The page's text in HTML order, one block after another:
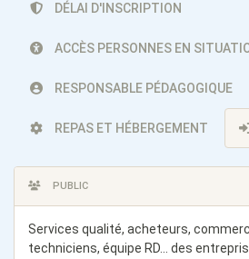
DÉLAI D'INSCRIPTION
ACCÈS PERSONNES EN
RESPONSABLE PÉDAGOGIQUE
REPAS ET HÉBERGEMENT
PUBLIC
Services qualité, acheteurs,
techniciens, équipe RD... des